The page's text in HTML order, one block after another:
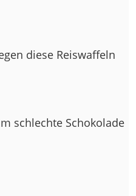
diese Reiswaffeln
schlechte Schokolade